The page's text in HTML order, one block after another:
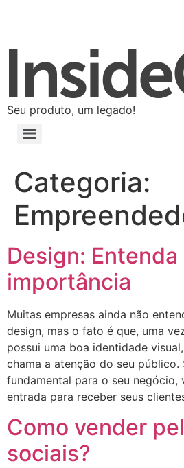
Seu produto, um legado!
Categoria:
Design: Entenda
importância
Muitas empresas ainda não
design, mas o fato é que, uma
possui uma boa identidade
chama a atenção do seu público.
fundamental para o seu
entrada para receber seus
Como vender
sociais?